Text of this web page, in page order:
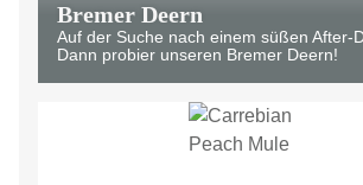
Bremer Deern
Auf der Suche nach einem süßen After-
Dann probier unseren Bremer Deern!